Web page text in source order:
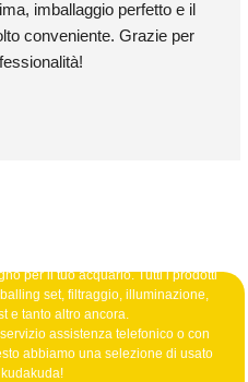
imballaggio perfetto e il
conveniente. Grazie per
per il tuo acquario. Tutti i prodotti
set, filtraggio, illuminazione,
e tanto altro ancora.
assistenza telefonico o con
abbiamo una selezione di usato